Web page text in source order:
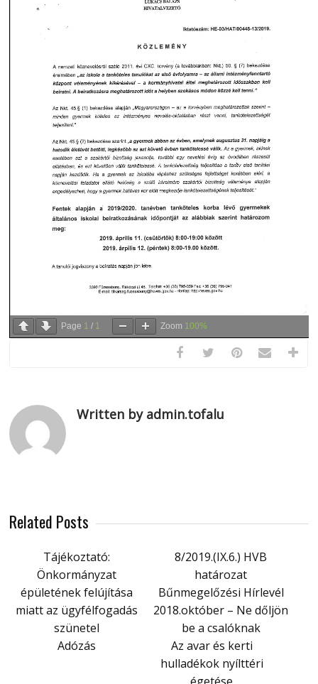
Page 1 / 1 Zoom 100%
Written by admin.tofalu
Related Posts
Tájékoztató:
Önkormányzat
épületének felújítása
miatt az ügyfélfogadás
szünetel
8/2019.(IX.6.) HVB
határozat
Bűnmegelőzési Hírlevél
2018.október – Ne dőljön
be a csalóknak
Adózás
Az avar és kerti
hulladékok nyílttéri